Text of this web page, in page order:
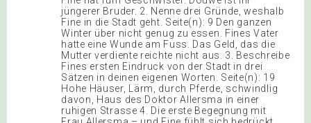
jüngerer Bruder. 2. Nenne drei Gründe, weshalb
Fine in die Stadt geht. Seite(n): 9 Den ganzen
Winter über nicht genug zu essen. Fines Vater
hatte eine Wunde am Fuss. Das Geld, das die
Mutter verdiente reichte nicht aus. 3. Beschreibe
Fines ersten Eindruck von der Stadt in drei
Sätzen in deinen eigenen Worten. Seite(n): 19
Hohe Häuser, Lärm, durch Pferde, schwindlig
davon, Haus des Doktor Allersma in einer
ruhigen Strasse 4. Die erste Begegnung mit